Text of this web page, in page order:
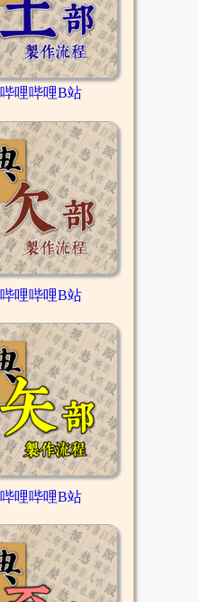
哔哩哔哩B站
哔哩哔哩B站
哔哩哔哩B站